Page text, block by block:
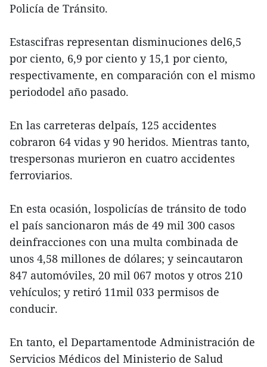
Policía de Tránsito.
Estascifras representan disminuciones del6,5
por ciento, 6,9 por ciento y 15,1 por ciento,
respectivamente, en comparación con el mismo
periododel año pasado.
En las carreteras delpaís, 125 accidentes
cobraron 64 vidas y 90 heridos. Mientras tanto,
trespersonas murieron en cuatro accidentes
ferroviarios.
En esta ocasión, lospolicías de tránsito de todo
el país sancionaron más de 49 mil 300 casos
deinfracciones con una multa combinada de
unos 4,58 millones de dólares; y seincautaron
847 automóviles, 20 mil 067 motos y otros 210
vehículos; y retiró 11mil 033 permisos de
conducir.
En tanto, el Departamentode Administración de
Servicios Médicos del Ministerio de Salud